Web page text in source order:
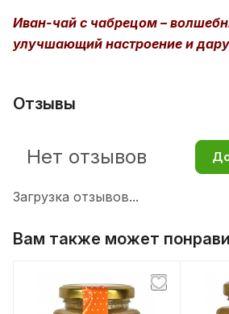
Иван-чай с чабрецом –
улучшающий настроение и
Отзывы
Загрузка отзывов...
Нет отзывов
Вам также может